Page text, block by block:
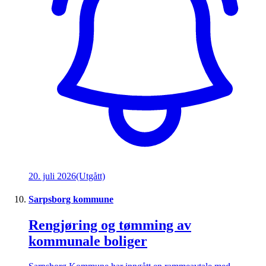
20. juli 2026(Utgått)
Sarpsborg kommune
Rengjøring og tømming av
kommunale boliger